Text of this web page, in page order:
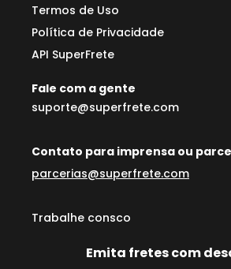
Termos de Uso
Política de Privacidade
API SuperFrete
Fale com a gente
suporte@superfrete.com
Contato para imprensa ou
parcerias@superfrete.com
Trabalhe consco
Emita fretes com